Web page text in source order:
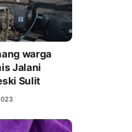
warga
Jalani
Sulit